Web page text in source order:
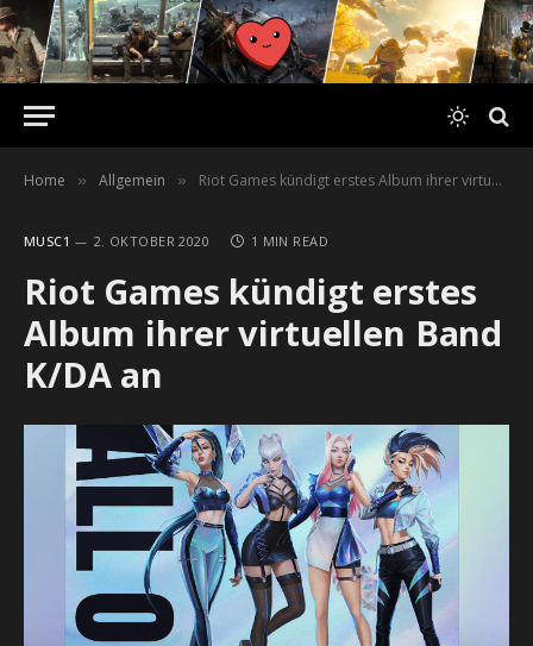
Home » Allgemein » Riot Games kündigt erstes Album ihrer virtuellen Band K/DA an
MUSC1 2. OKTOBER 2020 1 MIN READ
Riot Games kündigt erstes
Album ihrer virtuellen Band
K/DA an